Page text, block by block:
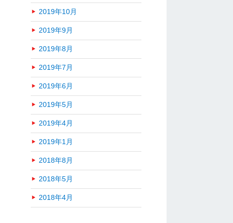
2019年10月
2019年9月
2019年8月
2019年7月
2019年6月
2019年5月
2019年4月
2019年1月
2018年8月
2018年5月
2018年4月